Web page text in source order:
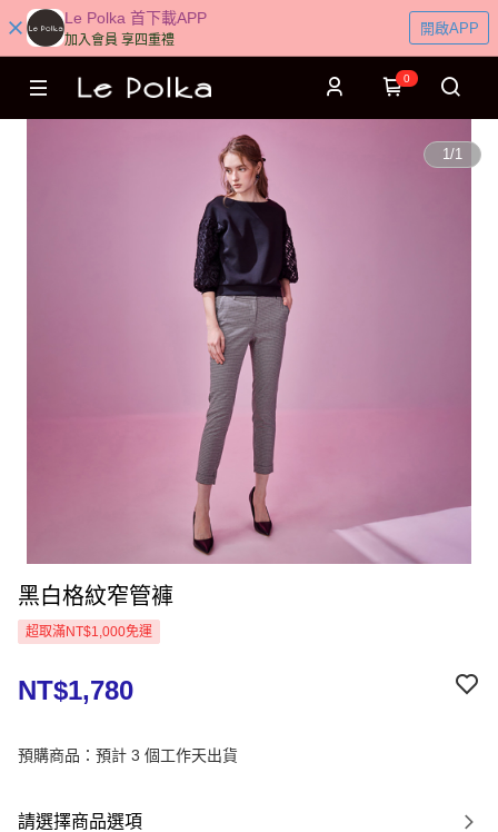
Le Polka 首下載APP
加入會員 享四重禮
開啟APP
0
1/1
黑白格紋窄管褲
超取滿NT$1,000免運
NT$1,780
預購商品：預計 3 個工作天出貨
請選擇商品選項